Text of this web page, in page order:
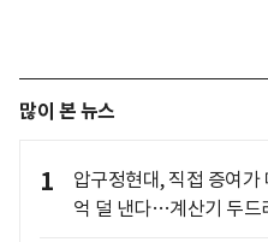
많이 본 뉴스
1
압구정현대, 직접 증여
억 덜 낸다…계산기 두드